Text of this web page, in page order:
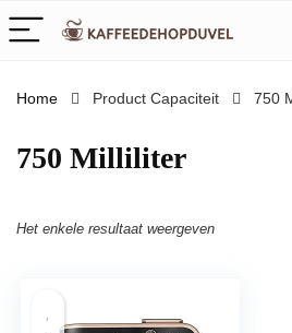
Home Product Capaciteit ‎750
‎750 Milliliter
Het enkele resultaat weergeven